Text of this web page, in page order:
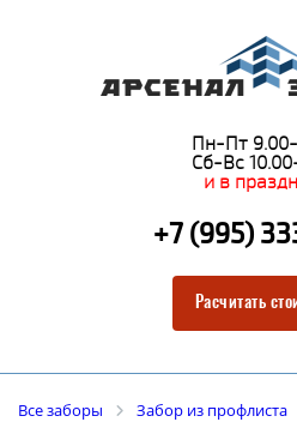
Пн-Пт
Сб-Вс
и в
+7 (995)
Расчитать
Все заборы
Забор из профлиста